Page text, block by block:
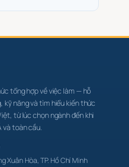
tổng hợp về việc làm — hỗ
kỹ năng và tìm hiểu kiến thức
từ lúc chọn ngành đến khi
và toàn cầu.
Xuân Hòa, TP. Hồ Chí Minh